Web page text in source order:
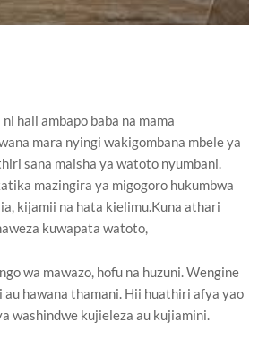
hali ambapo baba na mama
mara nyingi wakigombana mbele ya
sana maisha ya watoto nyumbani.
mazingira ya migogoro hukumbwa
kijamii na hata kielimu.Kuna athari
kuwapata watoto,
wa mawazo, hofu na huzuni. Wengine
au hawana thamani. Hii huathiri afya yao
washindwe kujieleza au kujiamini.